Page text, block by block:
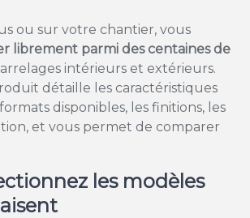
ou sur votre chantier, vous
librement parmi des centaines de
intérieurs et extérieurs.
détaille les caractéristiques
disponibles, les finitions, les
et vous permet de comparer
les modèles